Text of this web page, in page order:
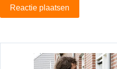
Reactie plaatsen